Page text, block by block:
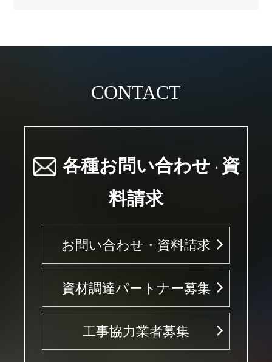
CONTACT
各種お問い合わせ ・ 資
料請求
お問い合わせ・資料請求
資材調達パートナー募集
工事協力業者募集